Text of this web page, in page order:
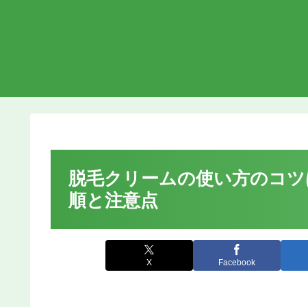
脱毛クリームの使い方のコ
順と注意点
X Facebook